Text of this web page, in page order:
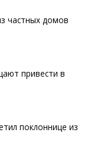
частных домов
привести в
поклоннице из